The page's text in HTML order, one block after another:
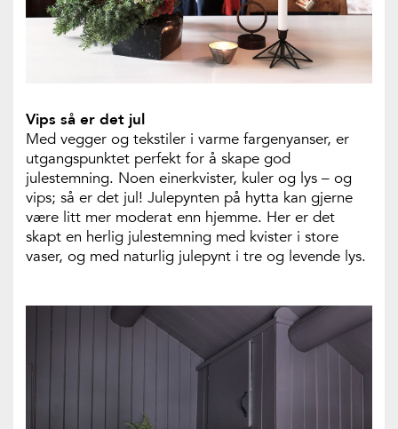
Vips så er det jul
Med vegger og tekstiler i varme fargenyanser, er
utgangspunktet perfekt for å skape god
julestemning. Noen einerkvister, kuler og lys – og
vips; så er det jul! Julepynten på hytta kan gjerne
være litt mer moderat enn hjemme. Her er det
skapt en herlig julestemning med kvister i store
vaser, og med naturlig julepynt i tre og levende lys.